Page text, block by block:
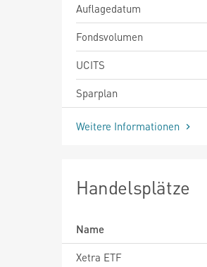
Auflagedatum
Fondsvolumen
UCITS
Sparplan
Weitere Informationen
Handelsplätze
Name
Xetra ETF